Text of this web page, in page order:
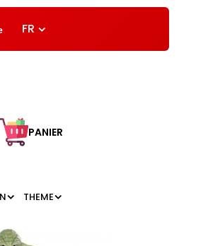
FR
PANIER
THEME